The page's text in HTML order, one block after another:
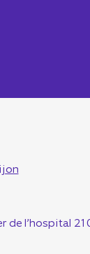
de l’hospital